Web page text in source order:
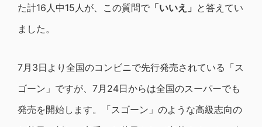
た計16人中15人が、この質問で 「いいえ」 と答えてい
ました。
7月3日より全国のコンビニで先行発売されている「ス
ゴーン」ですが、7月24日からは全国のスーパーでも
発売を開始します。「スゴーン」のような高級志向の